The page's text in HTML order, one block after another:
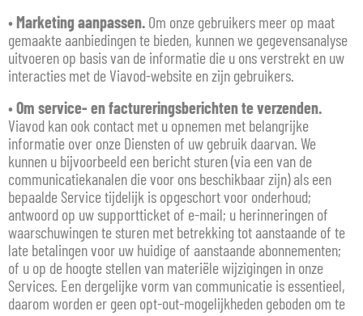
•Marketing aanpassen. Om onze gebruikers meer op maat
gemaakte aanbiedingen te bieden, kunnen we gegevensanalyse
uitvoeren op basis van de informatie die u ons verstrekt en uw
interacties met de Viavod-website en zijn gebruikers.
•Om service- en factureringsberichten te verzenden.
Viavod kan ook contact met u opnemen met belangrijke
informatie over onze Diensten of uw gebruik daarvan. We
kunnen u bijvoorbeeld een bericht sturen (via een van de
communicatiekanalen die voor ons beschikbaar zijn) als een
bepaalde Service tijdelijk is opgeschort voor onderhoud;
antwoord op uw supportticket of e-mail; u herinneringen of
waarschuwingen te sturen met betrekking tot aanstaande of te
late betalingen voor uw huidige of aanstaande abonnementen;
of u op de hoogte stellen van materiële wijzigingen in onze
Services. Een dergelijke vorm van communicatie is essentieel,
daarom worden er geen opt-out-mogelijkheden geboden om te